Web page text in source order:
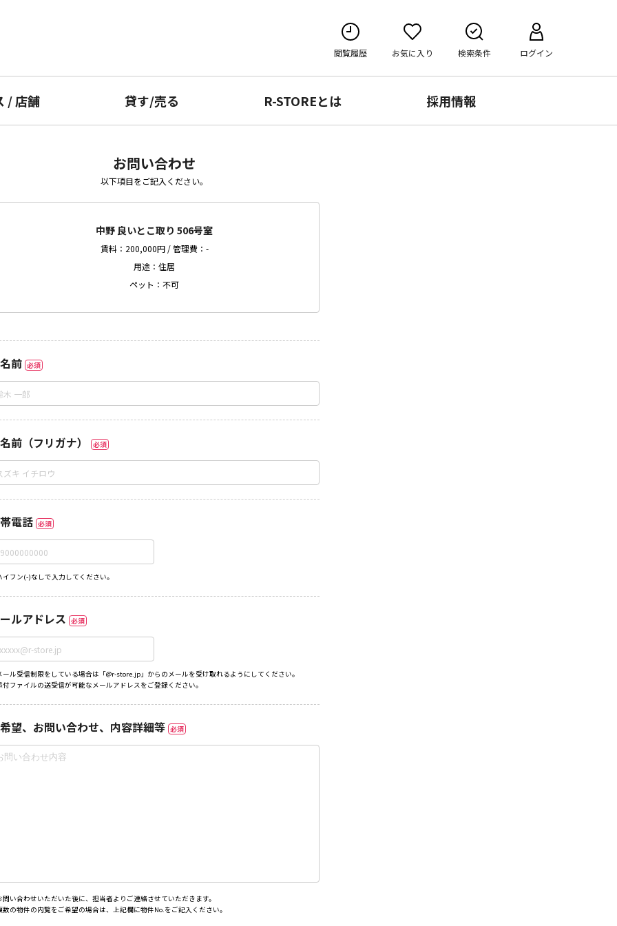
閲覧履歴 お気に入り 検索条件 ログイン
/店舗 貸す/売る R-STOREとは 採用情報
お問い合わせ
以下項目をご記入ください。
中野 良いとこ取り 506号室
賃料：200,000円 / 管理費：-
用途：住居
ペット：不可
前 必須
前（フリガナ） 必須
電話 必須
フン(-)なしで入力してください。
ルアドレス 必須
ル受信制限をしている場合は「@r-store.jp」からのメールを受け取れるようにしてください。
ファイルの送受信が可能なメールアドレスをご登録ください。
望、お問い合わせ、内容詳細等 必須
い合わせいただいた後に、担当者よりご連絡させていただきます。
の物件の内覧をご希望の場合は、上記欄に物件No.をご記入ください。